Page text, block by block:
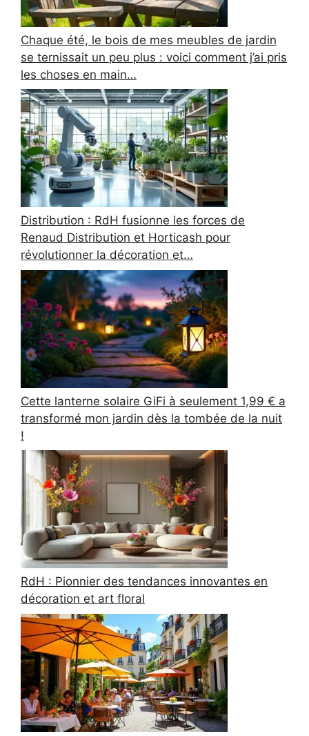
Chaque été, le bois de mes meubles de jardin
se ternissait un peu plus : voici comment j’ai pris
les choses en main…
Distribution : RdH fusionne les forces de
Renaud Distribution et Horticash pour
révolutionner la décoration et…
Cette lanterne solaire GiFi à seulement 1,99 € a
transformé mon jardin dès la tombée de la nuit
!
RdH : Pionnier des tendances innovantes en
décoration et art floral